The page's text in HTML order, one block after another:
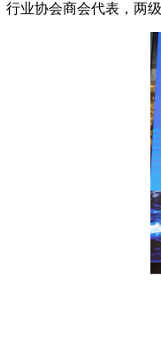
行业协会商会代表，两